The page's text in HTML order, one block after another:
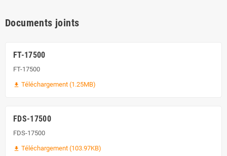
Documents joints
FT-17500
FT-17500
file_download Téléchargement (1.25MB)
FDS-17500
FDS-17500
file_download Téléchargement (103.97KB)